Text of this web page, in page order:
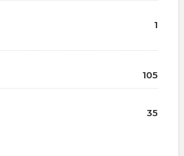
1
105
35